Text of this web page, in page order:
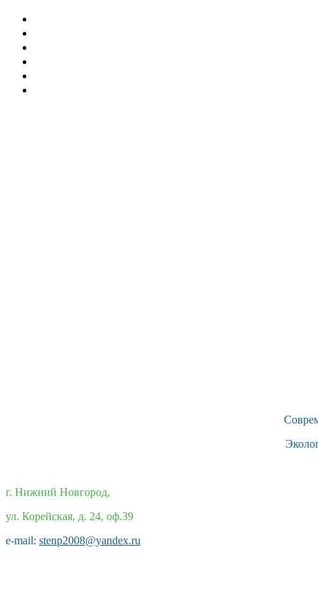
г. Нижний Новгород,
ул. Корейская, д. 24, оф.39
e-mail: stenp2008@yandex.ru